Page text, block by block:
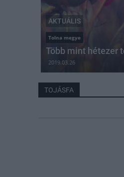
AKTUÁLIS
Tolna megye
Több mint hétezer
2019.03.26
TOJÁSFA